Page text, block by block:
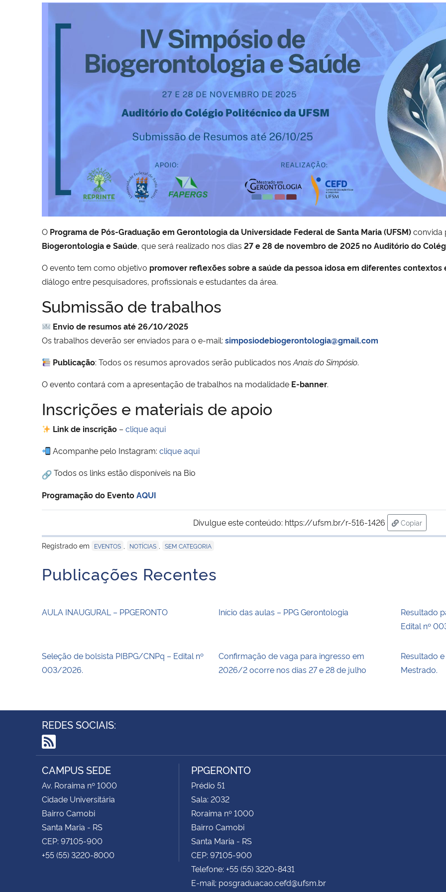
O Programa de Pós-Graduação em Gerontologia da Universidade Federal de Santa Maria (UFSM)convida
Biogerontologia e Saúde, que será realizado nos dias 27 e 28 de novembro de 2025 no Auditório do
O evento tem como objetivo promover reflexões sobre a saúde da pessoa idosa em diferentes contextos
diálogo entre pesquisadores, profissionais e estudantes da área.
Submissão de trabalhos
Envio de resumos até 26/10/2025
Os trabalhos deverão ser enviados para o e-mail: simposiodebiogerontologia@gmail.com
Publicação: Todos os resumos aprovados serão publicados nosAnais do Simpósio.
O evento contará com a apresentação de trabalhos na modalidade E-banner.
Inscrições e materiais de apoio
Link de inscrição –clique aqui
Acompanhe pelo Instagram:clique aqui
Todos os links estão disponíveis na Bio
Programação do EventoAQUI
Divulgue este conteúdo: https://ufsm.br/r-516-1426
Copiar
para área
Registrado em
EVENTOS NOTÍCIAS SEM CATEGORIA
Publicações Recentes
AULA INAUGURAL – PPGERONTO Início das aulas – PPG Gerontologia
Resultado
Edital nº
Seleção de bolsista PIBPG/CNPq – Edital nº
003/2026.
Confirmação de vaga para ingresso em
2026/2 ocorre nos dias 27 e 28 de julho
Resultado
Mestrado.
REDES SOCIAIS:
RSS
CAMPUS SEDE
Av. Roraima nº 1000
Cidade Universitária
Bairro Camobi
Santa Maria - RS
CEP: 97105-900
+55 (55) 3220-8000
PPGERONTO
Prédio 51
Sala: 2032
Roraima nº 1000
Bairro Camobi
Santa Maria - RS
CEP: 97105-900
Telefone: +55 (55) 3220-8431
E-mail: posgraduacao.cefd@ufsm.br